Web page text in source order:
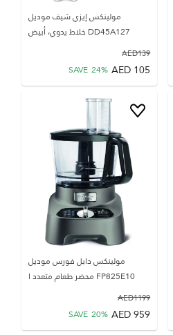
مولينكس إيزي شيف موديل
DD45A127 خلاط يدوي، أبيض
139
AED
105
AED
SAVE 24%
مولينكس دابل فورس موديل
FP825E10 محضر طعام متعدد ا
1199
AED
959
AED
SAVE 20%